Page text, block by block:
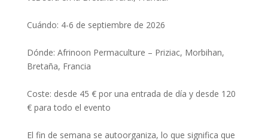
Cuándo: 4-6 de septiembre de 2026
Dónde: Afrinoon Permaculture – Priziac, Morbihan,
Bretaña, Francia
Coste: desde 45 € por una entrada de día y desde 120
€ para todo el evento
El fin de semana se autoorganiza, lo que significa que